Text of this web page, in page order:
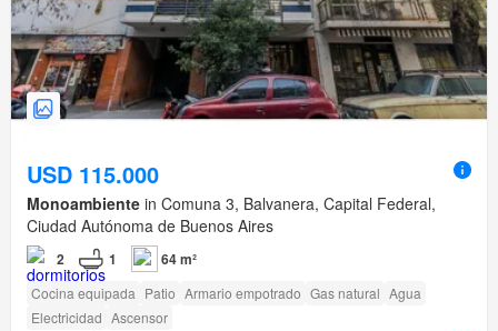
USD 115.000
Monoambiente in Comuna 3, Balvanera, Capital Federal,
Ciudad Autónoma de Buenos Aires
2 1 64 m²
Cocina equipada Patio Armario empotrado Gas natural Agua
Electricidad Ascensor